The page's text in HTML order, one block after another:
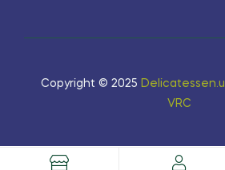
Copyright © 2025
VRC